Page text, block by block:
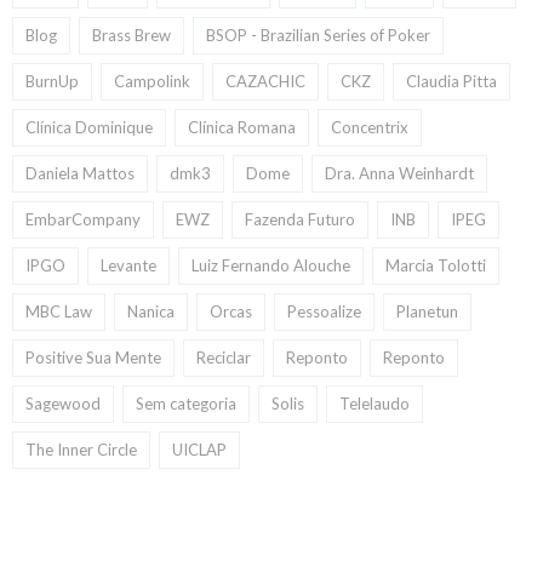
Blog Brass Brew BSOP - Brazilian Series of Poker
BurnUp Campolink CAZACHIC CKZ Claudia Pitta
Clínica Dominique Clínica Romana Concentrix
Daniela Mattos dmk3 Dome Dra. Anna Weinhardt
EmbarCompany EWZ Fazenda Futuro INB IPEG
IPGO Levante Luiz Fernando Alouche Marcia Tolotti
MBC Law Nanica Orcas Pessoalize Planetun
Positive Sua Mente Reciclar Reponto Reponto
Sagewood Sem categoria Solis Telelaudo
The Inner Circle UICLAP